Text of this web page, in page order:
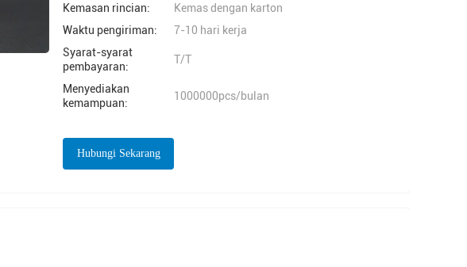
Kemasan rincian:
Kemas dengan karton
Waktu pengiriman:
7-10 hari kerja
Syarat-syarat
pembayaran:
T/T
Menyediakan
kemampuan:
1000000pcs/bulan
Hubungi Sekarang